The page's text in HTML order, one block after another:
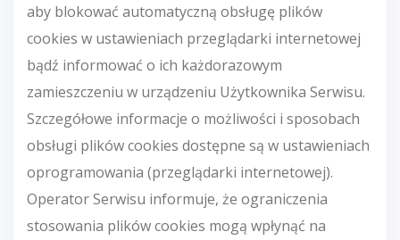
aby blokować automatyczną obsługę plików
cookies w ustawieniach przeglądarki internetowej
bądź informować o ich każdorazowym
zamieszczeniu w urządzeniu Użytkownika Serwisu.
Szczegółowe informacje o możliwości i sposobach
obsługi plików cookies dostępne są w ustawieniach
oprogramowania (przeglądarki internetowej).
Operator Serwisu informuje, że ograniczenia
stosowania plików cookies mogą wpłynąć na